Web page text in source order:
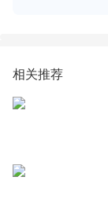
相关推荐